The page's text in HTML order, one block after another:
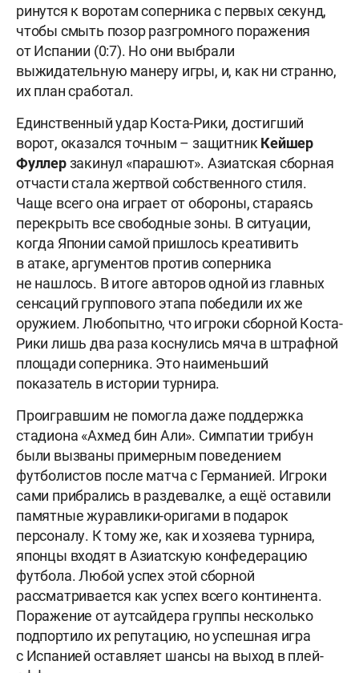
ринутся к воротам соперника с первых секунд,
чтобы смыть позор разгромного поражения
от Испании (0:7). Но они выбрали
выжидательную манеру игры, и, как ни странно,
их план сработал.
Единственный удар Коста-Рики, достигший
ворот, оказался точным – защитникКейшер
Фуллерзакинул «парашют». Азиатская сборная
отчасти стала жертвой собственного стиля.
Чаще всего она играет от обороны, стараясь
перекрыть все свободные зоны. В ситуации,
когда Японии самой пришлось креативить
в атаке, аргументов против соперника
не нашлось. В итоге авторов одной из главных
сенсаций группового этапа победили их же
оружием. Любопытно, что игроки сборной Коста-
Рики лишь два раза коснулись мяча в штрафной
площади соперника. Это наименьший
показатель в истории турнира.
Проигравшим не помогла даже поддержка
стадиона «Ахмед бин Али». Симпатии трибун
были вызваны примерным поведением
футболистов после матча с Германией. Игроки
сами прибрались в раздевалке, а ещё оставили
памятные журавлики-оригами в подарок
персоналу. К тому же, как и хозяева турнира,
японцы входят в Азиатскую конфедерацию
футбола. Любой успех этой сборной
рассматривается как успех всего континента.
Поражение от аутсайдера группы несколько
подпортило их репутацию, но успешная игра
с Испанией оставляет шансы на выход в плей-